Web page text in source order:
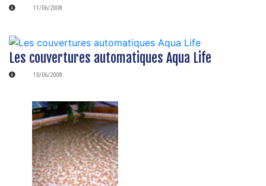
11/06/2008
Les couvertures automatiques Aqua Life
10/06/2008